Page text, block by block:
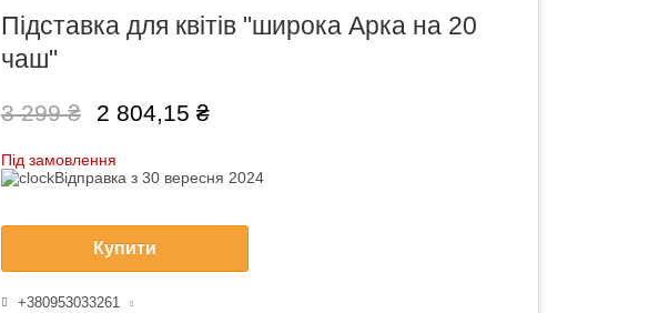
Підставка для квітів "широка Арка на 20
чаш"
3 299 ₴ 2 804,15 ₴
Під замовлення
Відправка з 30 вересня 2024
Купити
+380953033261